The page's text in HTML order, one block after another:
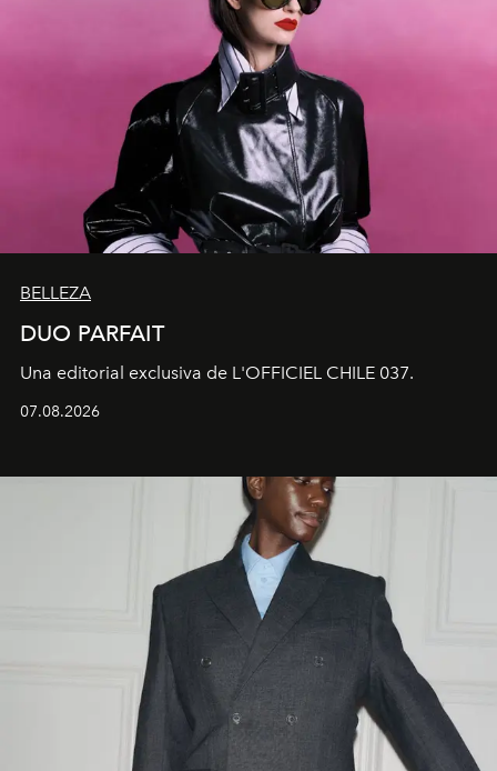
BELLEZA
DUO PARFAIT
Una editorial exclusiva de L'OFFICIEL CHILE 037.
07.08.2026